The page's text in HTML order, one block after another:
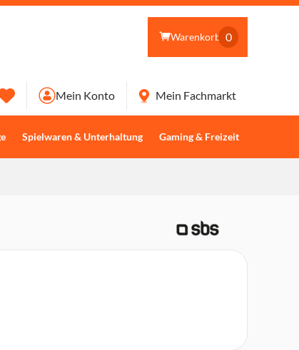
Warenkorb 0
Spielwaren & Unterhaltung Gaming & Freizeit
Mein Konto Mein Fachmarkt